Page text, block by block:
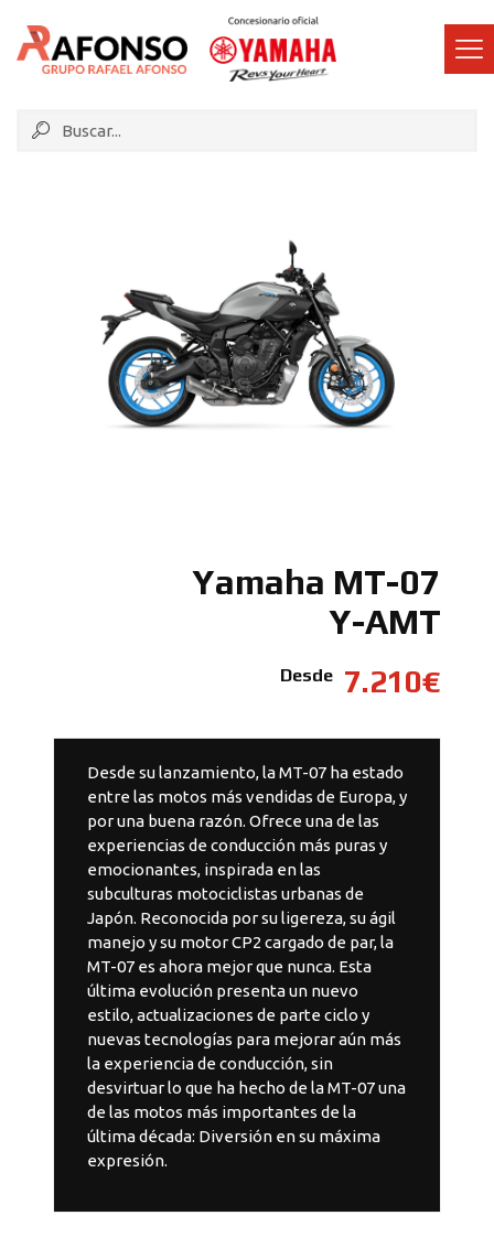
Yamaha MT-07
Y-AMT
Desde 7.210€
Desde su lanzamiento, la MT-07 ha estado
entre las motos más vendidas de Europa, y
por una buena razón. Ofrece una de las
experiencias de conducción más puras y
emocionantes, inspirada en las
subculturas motociclistas urbanas de
Japón. Reconocida por su ligereza, su ágil
manejo y su motor CP2 cargado de par, la
MT-07 es ahora mejor que nunca. Esta
última evolución presenta un nuevo
estilo, actualizaciones de parte ciclo y
nuevas tecnologías para mejorar aún más
la experiencia de conducción, sin
desvirtuar lo que ha hecho de la MT-07 una
de las motos más importantes de la
última década: Diversión en su máxima
expresión.